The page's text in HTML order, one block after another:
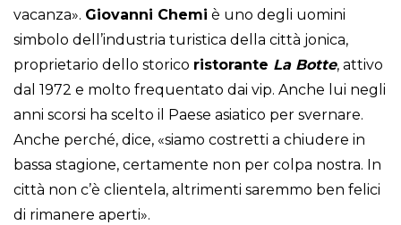
vacanza». Giovanni Chemi è uno degli uomini
simbolo dell’industria turistica della città jonica,
proprietario dello storico ristorante La Botte, attivo
dal 1972 e molto frequentato dai vip. Anche lui negli
anni scorsi ha scelto il Paese asiatico per svernare.
Anche perché, dice, «siamo costretti a chiudere in
bassa stagione, certamente non per colpa nostra. In
città non c’è clientela, altrimenti saremmo ben felici
di rimanere aperti».